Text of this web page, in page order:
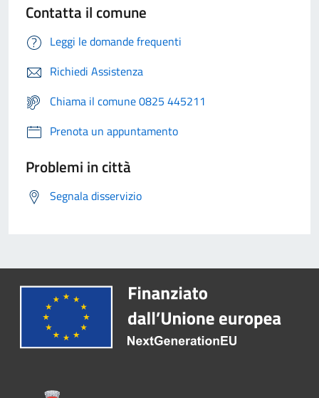
Contatta il comune
Leggi le domande frequenti
Richiedi Assistenza
Chiama il comune 0825 445211
Prenota un appuntamento
Problemi in città
Segnala disservizio